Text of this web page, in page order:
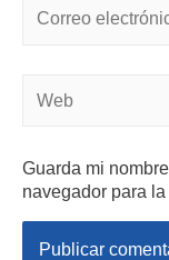
Guarda mi
navegador para